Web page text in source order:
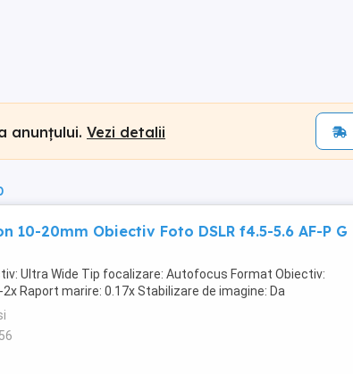
anunțului. Vezi detalii
10-20mm Obiectiv Foto DSLR f4.5-5.6 AF-P G
Ultra Wide Tip focalizare: Autofocus Format Obiectiv:
2x Raport marire: 0.17x Stabilizare de imagine: Da